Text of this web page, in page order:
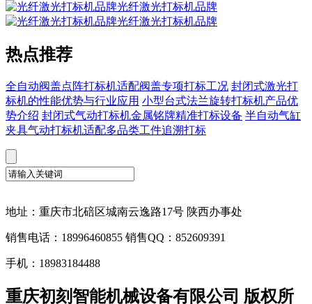
光纤激光打标机品牌
光纤激光打标机品牌
热点推荐
全自动阀盖点阵打标机适配阀盖专项打标工况 封闭式激光打
标机的性能优势与行业应用 小型台式法兰旋转打标机产品优
势介绍 封闭式气动打标机金属铭牌精准打标设备 半自动气缸
夹具气动打标机适配多品类工件追溯打标
地址：重庆市北碚区城南云逸路17号 陕西办事处
销售电话：18996460855 销售QQ：852609391
手机：18983184488
重庆初刻智能机械设备有限公司 版权所